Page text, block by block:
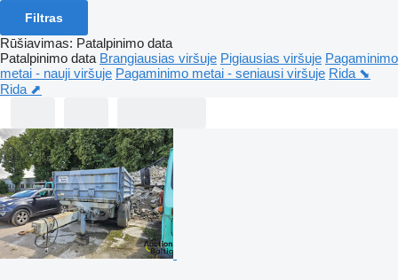
Filtras
Rūšiavimas: Patalpinimo data
Patalpinimo data Brangiausias viršuje Pigiausias viršuje Pagaminimo
metai - nauji viršuje Pagaminimo metai - seniausi viršuje Rida ⬊
Rida ⬈